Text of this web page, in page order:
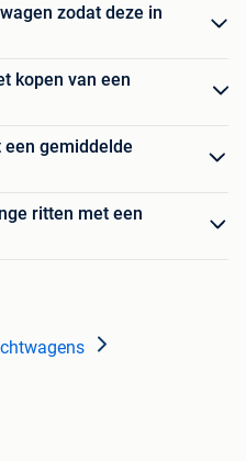
zodat deze in
kopen van een
gemiddelde
ritten met een